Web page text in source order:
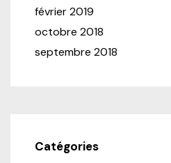
février 2019
octobre 2018
septembre 2018
Catégories